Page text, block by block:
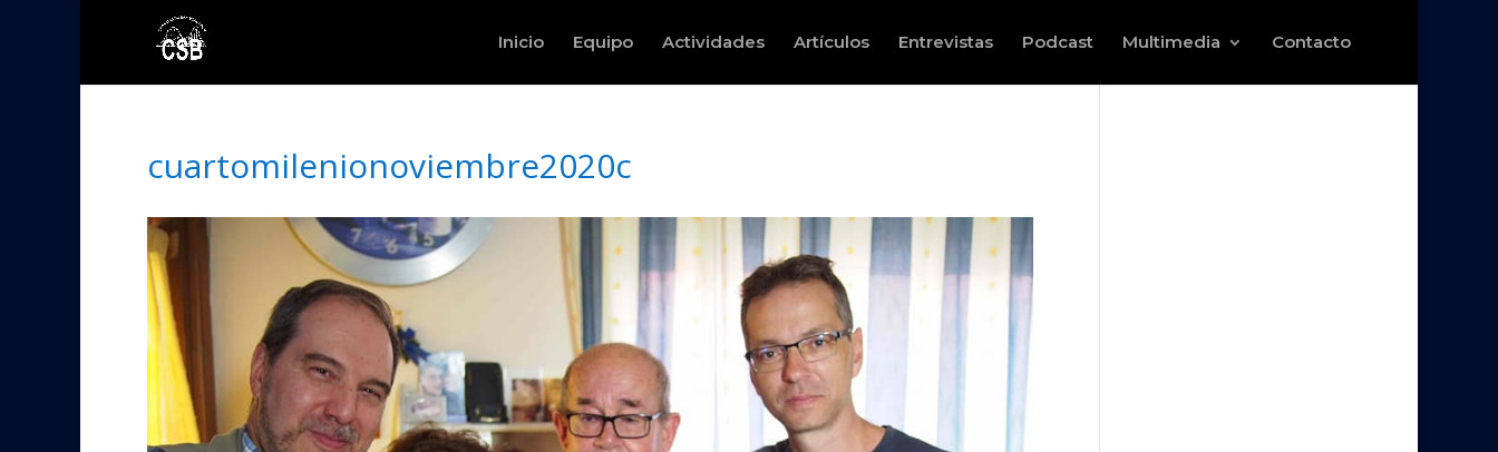
Inicio Equipo Actividades Artículos Entrevistas Podcast Multimedia Contacto
cuartomilenionoviembre2020c